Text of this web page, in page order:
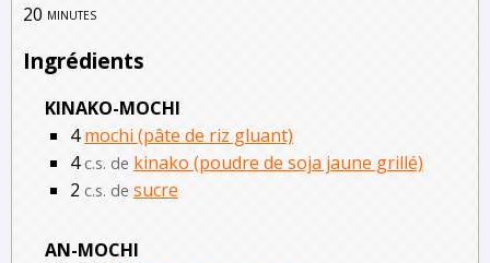
20 minutes
Ingrédients
KINAKO-MOCHI
4 mochi (pâte de riz gluant)
4 c.s. de kinako (poudre de soja jaune grillé)
2 c.s. de sucre
AN-MOCHI